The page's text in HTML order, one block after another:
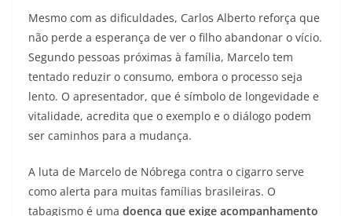
Mesmo com as dificuldades, Carlos Alberto reforça que
não perde a esperança de ver o filho abandonar o vício.
Segundo pessoas próximas à família, Marcelo tem
tentado reduzir o consumo, embora o processo seja
lento. O apresentador, que é símbolo de longevidade e
vitalidade, acredita que o exemplo e o diálogo podem
ser caminhos para a mudança.
A luta de Marcelo de Nóbrega contra o cigarro serve
como alerta para muitas famílias brasileiras. O
tabagismo é uma doença que exige acompanhamento